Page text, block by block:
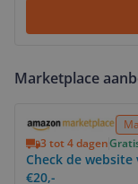
Marketplace
3 tot 4 dagen
Check de
€20,-